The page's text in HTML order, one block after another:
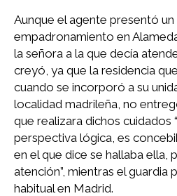
Aunque el agente presentó
empadronamiento en
la señora a la que decía
creyó, ya que la residencia
cuando se incorporó a su
localidad madrileña, no
que realizara dichos cuidados
perspectiva lógica, es
en el que dice se hallaba ella,
atención”, mientras el guardia
habitual en Madrid.